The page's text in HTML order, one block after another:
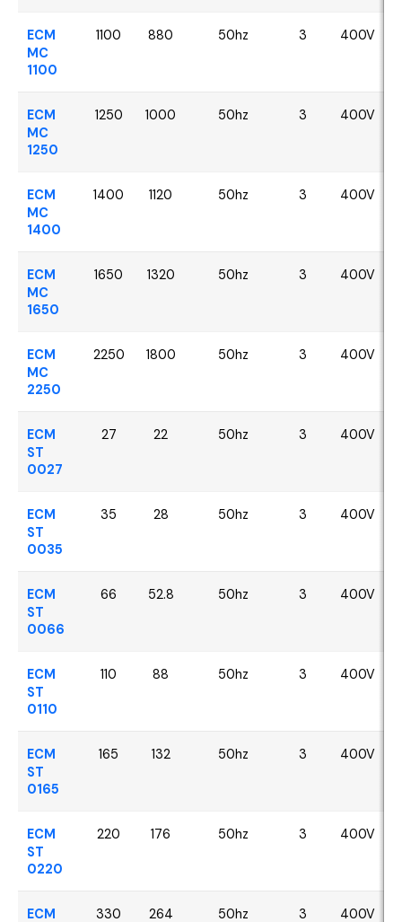
ECM
MC
1100
1100 880 50hz 3 400V
ECM
MC
1250
1250 1000 50hz 3 400V
ECM
MC
1400
1400 1120 50hz 3 400V
ECM
MC
1650
1650 1320 50hz 3 400V
ECM
MC
2250
2250 1800 50hz 3 400V
ECM
ST
0027
27 22 50hz 3 400V
ECM
ST
0035
35 28 50hz 3 400V
ECM
ST
0066
66 52.8 50hz 3 400V
ECM
ST
0110
110 88 50hz 3 400V
ECM
ST
0165
165 132 50hz 3 400V
ECM
ST
0220
220 176 50hz 3 400V
ECM
330 264 50hz 3 400V